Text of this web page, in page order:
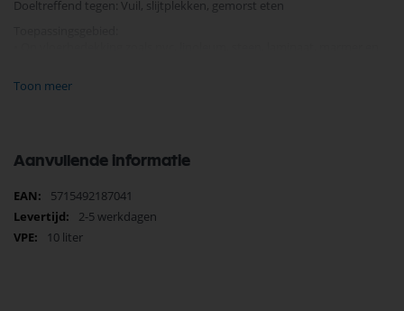
Doeltreffend tegen: Vuil, slijtplekken, gemorst eten
voor onderhoudsschoonmaakbeurten voor ”spot-cleaning” of voor
het schoonmaakprogramma.
Productvoordelen:
het regelmatig gebruikt, stelt het de behoefte aan
“diepgaande reiniging” van harde vloeroppervlakken uit.
• Economisch in gebruik want het is doeltreffend in erg kleine
Toon meer
Aanvullende informatie
Meer
informatie
5715492187041
2-5 werkdagen
10 liter